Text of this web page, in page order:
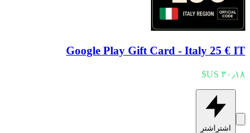
Google Play Gift Card - Italy 25 € IT
اشترِ اشترِ